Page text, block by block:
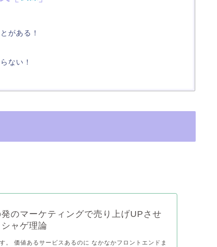
がある！
ない！
のマーケティングで売り上げUPさせ
ャゲ理論
。 価値あるサービスあるのに なかなかフロントエンドま